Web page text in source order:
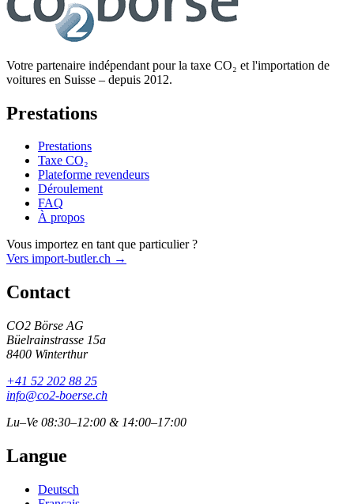
Votre partenaire indépendant pour la taxe CO₂ et l'importation de
voitures en Suisse – depuis 2012.
Prestations
Prestations
Taxe CO₂
Plateforme revendeurs
Déroulement
FAQ
À propos
Vous importez en tant que particulier ?
Vers import-butler.ch →
Contact
CO2 Börse AG
Büelrainstrasse 15a
8400 Winterthur
+41 52 202 88 25
info@co2-boerse.ch
Lu–Ve 08:30–12:00 & 14:00–17:00
Langue
Deutsch